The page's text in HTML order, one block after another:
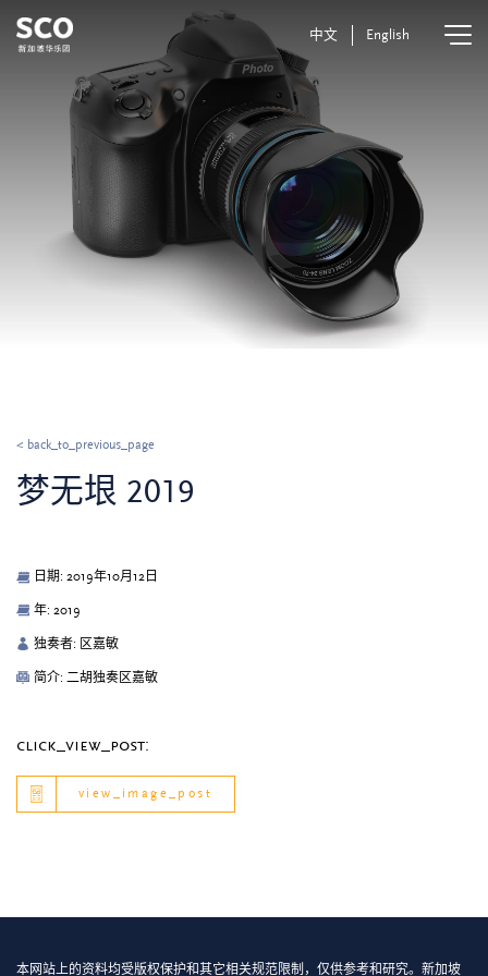
中文 English
< back_to_previous_page
梦无垠 2019
日期: 2019年10月12日
年: 2019
独奏者: 区嘉敏
简介: 二胡独奏区嘉敏
click_view_post:
view_image_post
本网站上的资料均受版权保护和其它相关规范限制，仅供参考和研究。新加坡